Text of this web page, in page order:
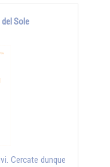
Sole
Cercate dunque